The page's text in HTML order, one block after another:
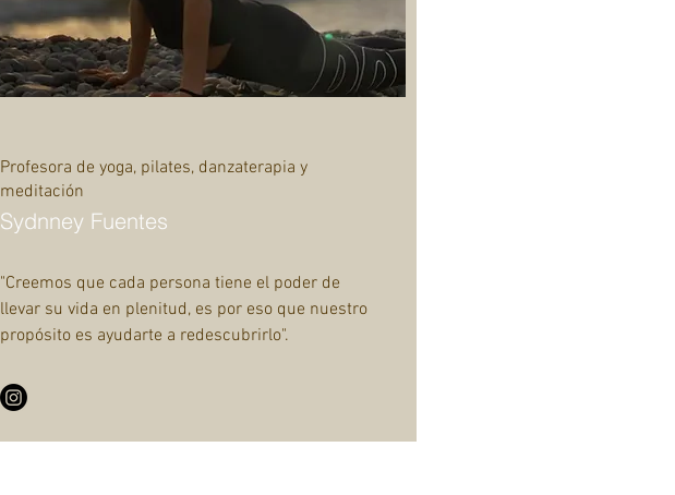
Profesora de yoga, pilates, danzaterapia y
meditación
Sydnney Fuentes
"Creemos que cada persona tiene el poder de
llevar su vida en plenitud, es por eso que nuestro
propósito es ayudarte a redescubrirlo".